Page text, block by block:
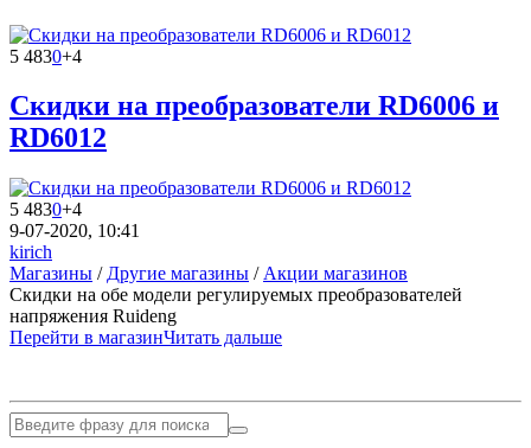
5 4830+4
Скидки на преобразователи RD6006 и
RD6012
5 4830+4
9-07-2020, 10:41
kirich
Магазины / Другие магазины / Акции магазинов
Скидки на обе модели регулируемых преобразователей
напряжения Ruideng
Перейти в магазинЧитать дальше